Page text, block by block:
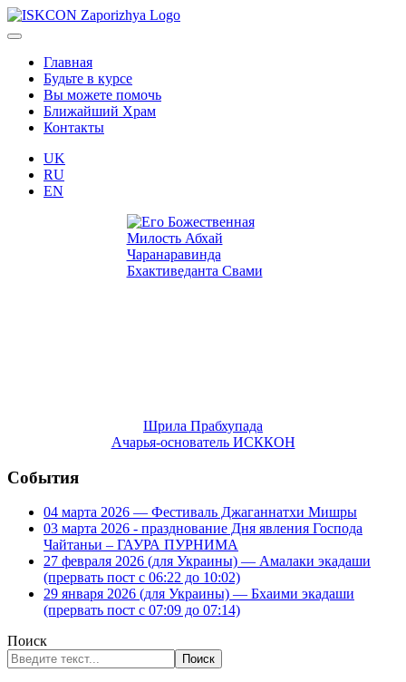
Главная
Будьте в курсе
Вы можете помочь
Ближайший Храм
Контакты
UK
RU
EN
Шрила Прабхупада
Ачарья-основатель ИСККОН
События
04 марта 2026 — Фестиваль Джаганнатхи Мишры
03 марта 2026 - празднование Дня явления Господа
Чайтаньи – ГАУРА ПУРНИМА
27 февраля 2026 (для Украины) — Амалаки экадаши
(прервать пост с 06:22 до 10:02)
29 января 2026 (для Украины) — Бхаими экадаши
(прервать пост с 07:09 до 07:14)
Поиск
Поиск